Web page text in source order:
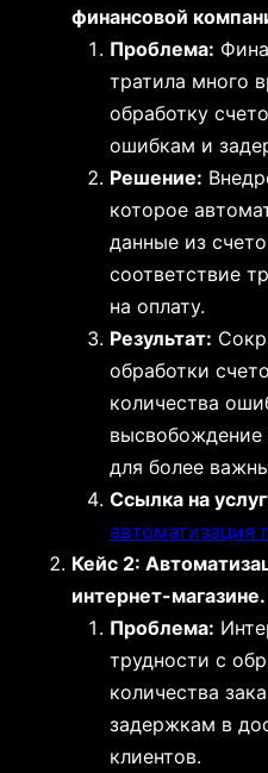
финансовой
Проблема:
тратила много
обработку
ошибкам и
Решение:
которое
данные из
соответствие
на оплату.
Результат:
обработки
количества
высвобождение
для более
Ссылка на
автоматизация
Кейс 2:
интернет-магазине.
Проблема:
трудности с
количества
задержкам в
клиентов.